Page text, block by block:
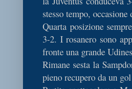
stesso tempo,
Quarta posizione
3-2. I rosanero sono
fronte una grande
Rimane sesta la
pieno recupero da un